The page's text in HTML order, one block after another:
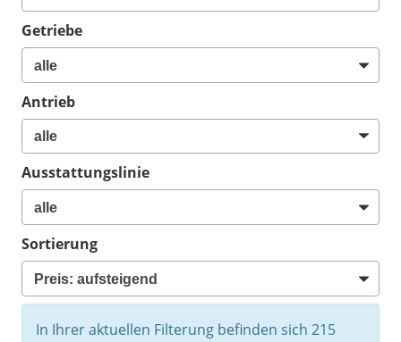
Getriebe
Antrieb
Ausstattungslinie
Sortierung
In Ihrer aktuellen Filterung befinden sich 215